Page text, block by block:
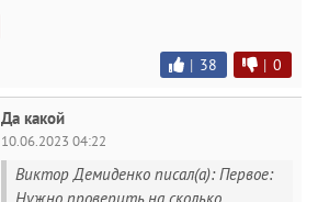
| 38 | 0
Да какой
10.06.2023 04:22
Виктор Демиденко писал(а): Первое:
Нужно проверить на сколько